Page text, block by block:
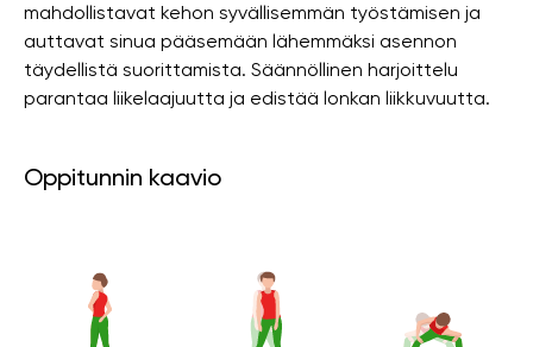
mahdollistavat kehon syvällisemmän työstämisen ja
auttavat sinua pääsemään lähemmäksi asennon
täydellistä suorittamista. Säännöllinen harjoittelu
parantaa liikelaajuutta ja edistää lonkan liikkuvuutta.
Oppitunnin kaavio